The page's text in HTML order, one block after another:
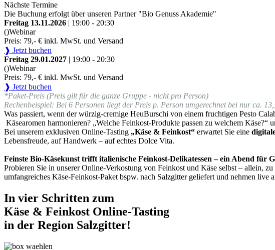
Nächste Termine
Die Buchung erfolgt über unseren Partner "Bio Genuss Akademie"
Freitag 13.11.2026 | 19:00 - 20:30
()Webinar
Preis: 79,- € inkl. MwSt. und Versand
❱ Jetzt buchen
Freitag 29.01.2027 | 19:00 - 20:30
()Webinar
Preis: 79,- € inkl. MwSt. und Versand
❱ Jetzt buchen
*Paket-Preis (Preis gilt für die ganze Gruppe - nicht pro Person)
Rechenbeispiel: Bei 6 Personen liegt der Preis p. Person umgerechnet bei nur ca.
Was passiert, wenn der würzig-cremige HeuBurschi von einem fruchtigen Pesto
Käsearomen harmonieren? „Welche Feinkost-Produkte passen zu welchem Käse?“
Bei unserem exklusiven Online-Tasting „Käse & Feinkost“ erwartet Sie eine
Lebensfreude, auf Handwerk – auf echtes Dolce Vita.
Feinste Bio-Käsekunst trifft italienische Feinkost-Delikatessen – ein Abend für
Probieren Sie in unserer Online-Verkostung von Feinkost und Käse selbst – allein,
umfangreiches Käse-Feinkost-Paket bspw. nach Salzgitter geliefert und nehmen live
In vier Schritten zum
Käse & Feinkost Online-Tasting
in der Region Salzgitter!